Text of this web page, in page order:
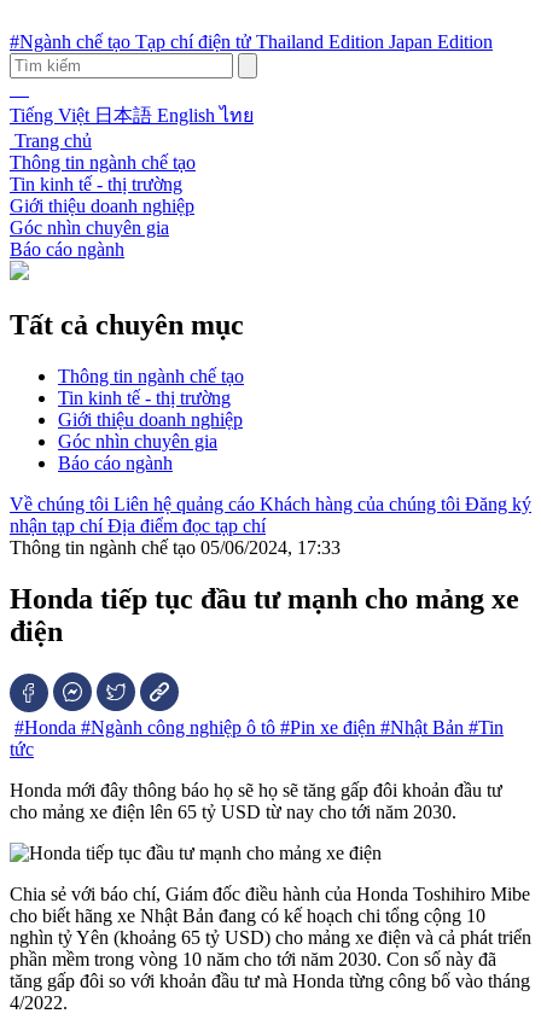
#Ngành chế tạo Tạp chí điện tử Thailand Edition Japan Edition
Tiếng Việt 日本語 Englishไทย
Trang chủ
Thông tin ngành chế tạo
Tin kinh tế - thị trường
Giới thiệu doanh nghiệp
Góc nhìn chuyên gia
Báo cáo ngành
Tất cả chuyên mục
Thông tin ngành chế tạo
Tin kinh tế - thị trường
Giới thiệu doanh nghiệp
Góc nhìn chuyên gia
Báo cáo ngành
Về chúng tôi Liên hệ quảng cáo Khách hàng của chúng tôi Đăng ký
nhận tạp chíĐịa điểm đọc tạp chí
Thông tin ngành chế tạo 05/06/2024, 17:33
Honda tiếp tục đầu tư mạnh cho mảng xe
điện
#Honda #Ngành công nghiệp ô tô #Pin xe điện #Nhật Bản #Tin
tức
Honda mới đây thông báo họ sẽ họ sẽ tăng gấp đôi khoản đầu tư
cho mảng xe điện lên 65 tỷ USD từ nay cho tới năm 2030.
Chia sẻ với báo chí, Giám đốc điều hành của Honda Toshihiro Mibe
cho biết hãng xe Nhật Bản đang có kế hoạch chi tổng cộng 10
nghìn tỷ Yên (khoảng 65 tỷ USD) cho mảng xe điện và cả phát triển
phần mềm trong vòng 10 năm cho tới năm 2030. Con số này đã
tăng gấp đôi so với khoản đầu tư mà Honda từng công bố vào tháng
4/2022.